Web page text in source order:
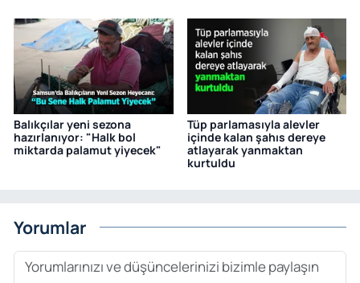
Balıkçılar yeni sezona
hazırlanıyor: "Halk bol
miktarda palamut yiyecek"
Tüp parlamasıyla alevler
içinde kalan şahıs dereye
atlayarak yanmaktan
kurtuldu
Yorumlar